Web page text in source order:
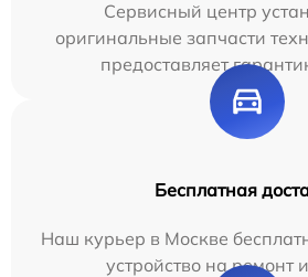
Сервисный центр
оригинальные запчасти
предоставляет
Бесплатная
Наш курьер в Москве
устройство на ремонт